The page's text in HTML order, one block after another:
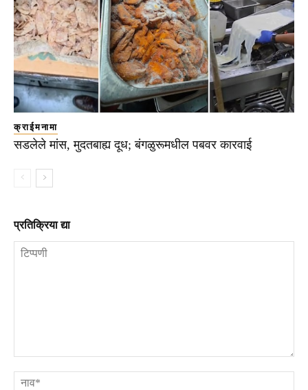
क्राईमनामा
सडलेले मांस, मुदतबाह्य दूध; बंगळुरूमधील पबवर कारवाई
प्रतिक्रिया द्या